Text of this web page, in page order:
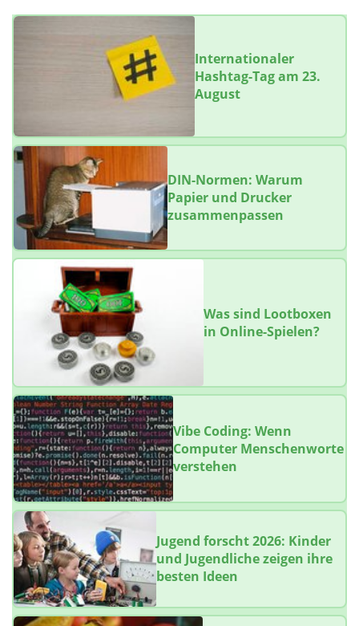
Internationaler
Hashtag-Tag am 23.
August
DIN-Normen: Warum
Papier und Drucker
zusammenpassen
Was sind Lootboxen
in Online-Spielen?
Vibe Coding: Wenn
Computer Menschenworte
verstehen
Jugend forscht 2026: Kinder
und Jugendliche zeigen ihre
besten Ideen